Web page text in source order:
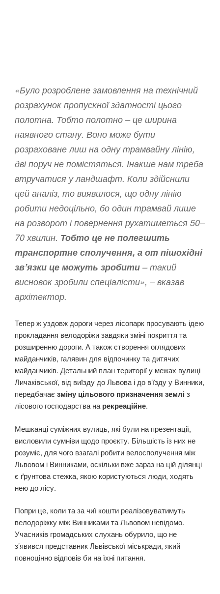
«Було розроблене замовлення на технічний
розрахунок пропускної здатності цього
полотна. Тобто полотно – це ширина
наявного стану. Воно може бути
розраховане лиш на одну трамвайну лінію,
дві поруч не помістяться. Інакше нам треба
втручатися у ландшафт. Коли здійснили
цей аналіз, то виявилося, що одну лінію
робити недоцільно, бо один трамвай лише
на розворот і повернення рухатиметься 50–
70 хвилин. Тобто це не полегшить
транспортне сполучення, а от пішохідні
зв’язки це можуть зробити – такий
висновок зробили спеціалісти», – вказав
архітектор.
Тепер ж уздовж дороги через лісопарк просувають ідею
прокладання велодоріжи завдяки зміні покриття та
розширенню дороги. А також створення оглядових
майданчиків, галявин для відпочинку та дитячих
майданчиків. Детальний план території у межах вулиці
Личаківської, від виїзду до Львова і до в’їзду у Винники,
передбачає зміну цільового призначення землі з
лісового господарства нарекреаційне.
Мешканці суміжних вулиць, які були на презентації,
висловили сумніви щодо проєкту. Більшість із них не
розуміє, для чого взагалі робити велосполучення між
Львовом і Винниками, оскільки вже зараз на цій ділянці
є ґрунтова стежка, якою користуються люди, ходять
нею до лісу.
Попри це, коли та за чиї кошти реалізовуватимуть
велодоріжку між Винниками та Львовом невідомо.
Учасників громадських слухань обурило, що не
з’явився представник Львівської міськради, який
повноцінно відповів би на їхні питання.